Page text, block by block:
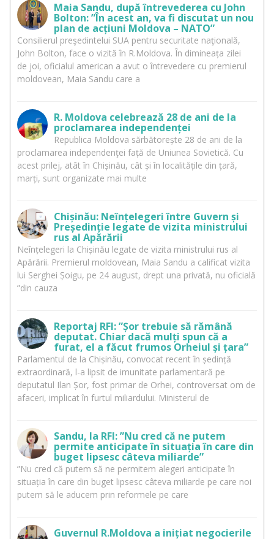
Maia Sandu, după întrevederea cu John
Bolton: ”În acest an, va fi discutat un nou
plan de acțiuni Moldova – NATO”
Consilierul preşedintelui SUA pentru securitate naţională,
John Bolton, face o vizită în R.Moldova. În dimineața zilei
de joi, oficialul american a avut o întrevedere cu premierul
moldovean, Maia Sandu care a
R. Moldova celebrează 28 de ani de la
proclamarea independenței
Republica Moldova sărbătorește 28 de ani de la
proclamarea independenţei față de Uniunea Sovietică. Cu
acest prilej, atât în Chișinău, cât și în localitățile din țară,
marți, sunt organizate mai multe
Chișinău: Neînțelegeri între Guvern și
Președinție legate de vizita ministrului
rus al Apărării
Neînțelegeri la Chișinău legate de vizita ministrului rus al
Apărării. Premierul moldovean, Maia Sandu a calificat vizita
lui Serghei Șoigu, pe 24 august, drept una privată, nu oficială
”din cauza
Reportaj RFI: ”Șor trebuie să rămână
deputat. Chiar dacă mulți spun că a
furat, el a făcut frumos Orheiul și țara”
Parlamentul de la Chișinău, convocat recent în ședință
extraordinară, l-a lipsit de imunitate parlamentară pe
deputatul Ilan Șor, fost primar de Orhei, controversat om de
afaceri, implicat în furtul miliardului. Ministerul de
Sandu, la RFI: ”Nu cred că ne putem
permite anticipate în situația în care din
buget lipsesc câteva miliarde”
”Nu cred că putem să ne permitem alegeri anticipate în
situația în care din buget lipsesc câteva miliarde pe care noi
putem să le aducem prin reformele pe care
Guvernul R.Moldova a inițiat negocierile